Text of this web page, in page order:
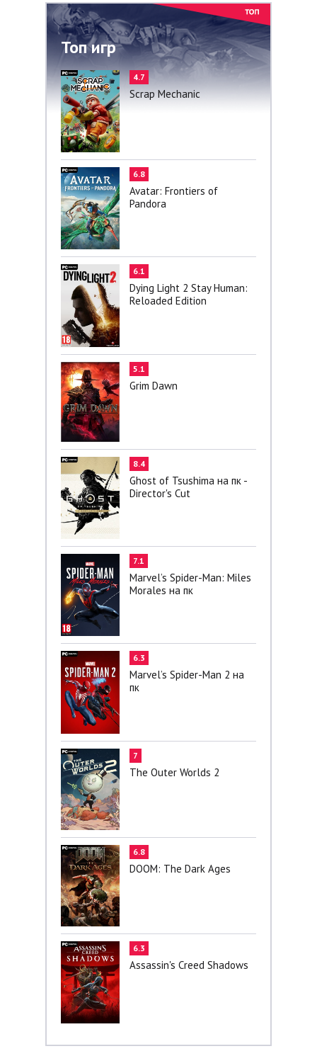
Топ игр
4.7
Scrap Mechanic
6.8
Avatar: Frontiers of
Pandora
6.1
Dying Light 2 Stay Human:
Reloaded Edition
5.1
Grim Dawn
8.4
Ghost of Tsushima на пк -
Director's Cut
7.1
Marvel’s Spider-Man: Miles
Morales на пк
6.3
Marvel’s Spider-Man 2 на
пк
7
The Outer Worlds 2
6.8
DOOM: The Dark Ages
6.3
Assassin's Creed Shadows